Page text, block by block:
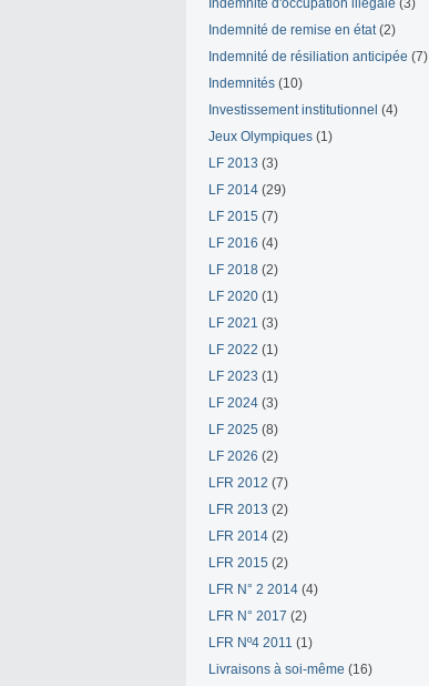
Indemnité d'occupation illégale (3)
Indemnité de remise en état(2)
Indemnité de résiliation anticipée (7)
Indemnités (10)
Investissement institutionnel (4)
Jeux Olympiques (1)
LF 2013 (3)
LF 2014 (29)
LF 2015 (7)
LF 2016 (4)
LF 2018 (2)
LF 2020 (1)
LF 2021 (3)
LF 2022 (1)
LF 2023 (1)
LF 2024 (3)
LF 2025 (8)
LF 2026 (2)
LFR 2012 (7)
LFR 2013 (2)
LFR 2014 (2)
LFR 2015 (2)
LFR N° 2 2014 (4)
LFR N° 2017 (2)
LFR Nº4 2011 (1)
Livraisons à soi-même (16)